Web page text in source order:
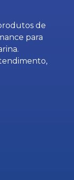
de
para